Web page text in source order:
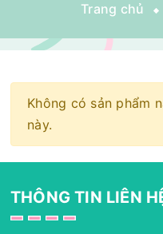
Trang chủ
Không có sản phẩm
này.
THÔNG TIN LIÊN